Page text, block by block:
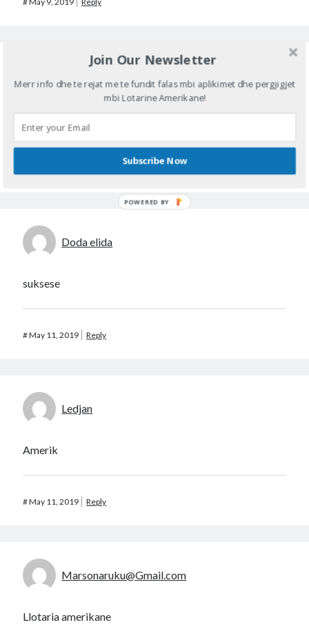
Thank you
Doda elida
suksese
#May 11, 2019 Reply
Ledjan
Amerik
#May 11, 2019 Reply
Marsonaruku@Gmail.com
Llotaria amerikane
Join Our Newsletter
Merr info dhe te rejat me te fundit falas mbi aplikimet dhe pergjigjet
mbi Lotarine Amerikane!
Subscribe Now